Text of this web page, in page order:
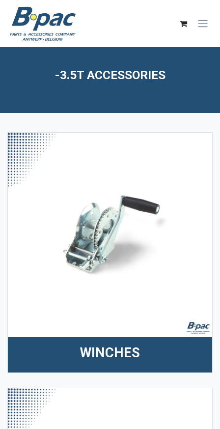
Skip to Content
-3.5T ACCESSORIES
WINCHES